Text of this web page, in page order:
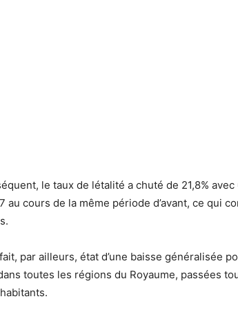
le taux de létalité a chuté de 21,8%
au cours de la même période d’avant, ce qui
par ailleurs, état d’une baisse généralisée
toutes les régions du Royaume, passées